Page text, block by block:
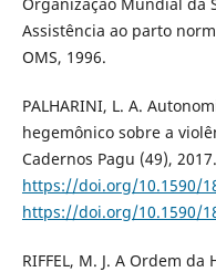
Assistência ao parto
OMS, 1996.
PALHARINI, L. A.
hegemônico sobre a
Cadernos Pagu (49),
https://doi.org/10.1590/
https://doi.org/10.1590/
RIFFEL, M. J. A Ordem